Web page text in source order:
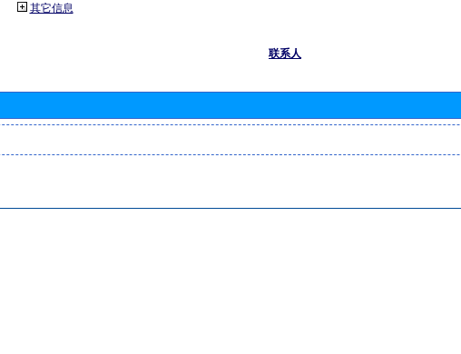
其它信息
联系人